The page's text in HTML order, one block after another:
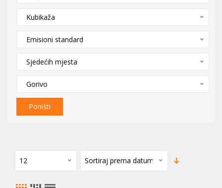
Kubikaža
Emisioni standard
Sjedećih mjesta
Gorivo
Poništi
12 Sortiraj prema datumu